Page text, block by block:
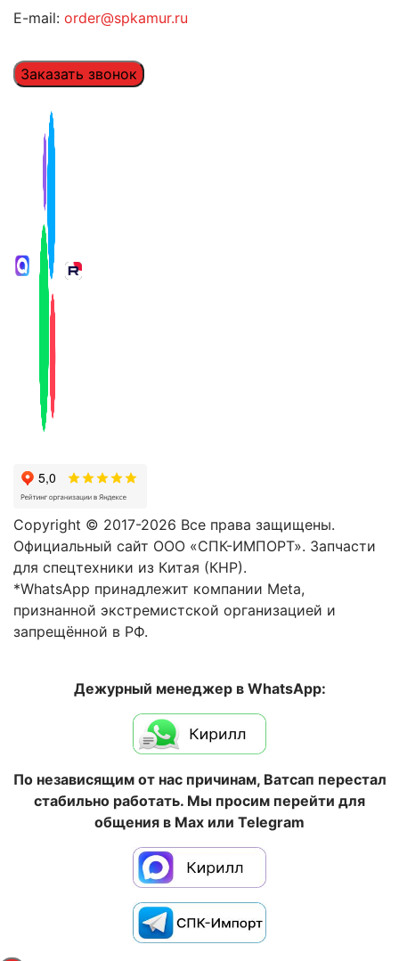
E-mail: order@spkamur.ru
Заказать звонок
Copyright © 2017-2026 Все права защищены.
Официальный сайт ООО «СПК-ИМПОРТ». Запчасти
для спецтехники из Китая (КНР).
*WhatsApp принадлежит компании Meta,
признанной экстремистской организацией и
запрещённой в РФ.
Дежурный менеджер в WhatsApp:
По независящим от нас причинам, Ватсап перестал
стабильно работать. Мы просим перейти для
общения в Max или Telegram